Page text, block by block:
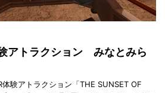
アトラクション みなとみら
験アトラクション「THE SUNSET OF